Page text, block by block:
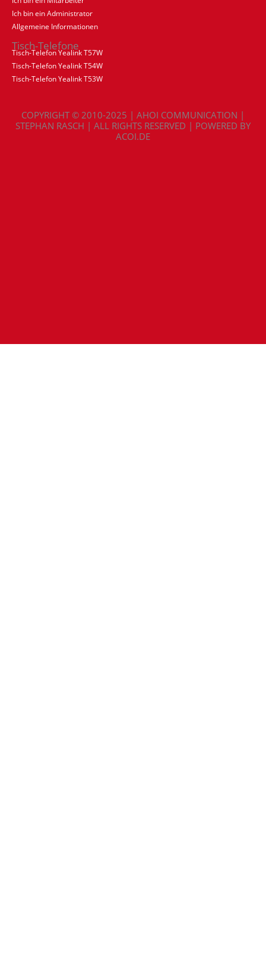
Ich bin ein Administrator
Allgemeine Informationen
Tisch-Telefone
Tisch-Telefon Yealink T57W
Tisch-Telefon Yealink T54W
Tisch-Telefon Yealink T53W
COPYRIGHT © 2010-2025 | AHOI COMMUNICATION |
STEPHAN RASCH | ALL RIGHTS RESERVED | POWERED BY
ACOI.DE